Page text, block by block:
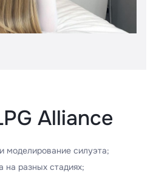
Alliance
моделирование силуэта;
на разных стадиях;